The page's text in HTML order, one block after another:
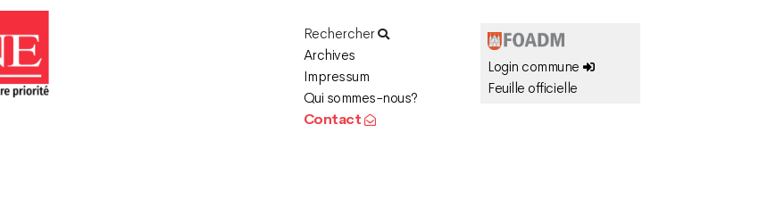
Rechercher
Archives
Impressum
Qui sommes-nous?
Contact
Login commune
Feuille officielle